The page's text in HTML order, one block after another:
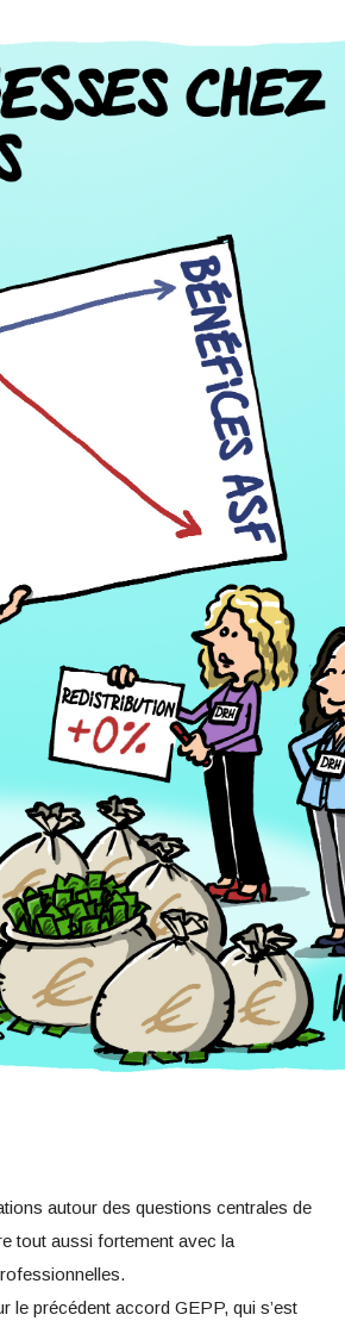
autour des questions centrales de
tout aussi fortement avec la
le précédent accord GEPP, qui s’est